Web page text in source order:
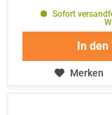
Sofort
In den
Merken